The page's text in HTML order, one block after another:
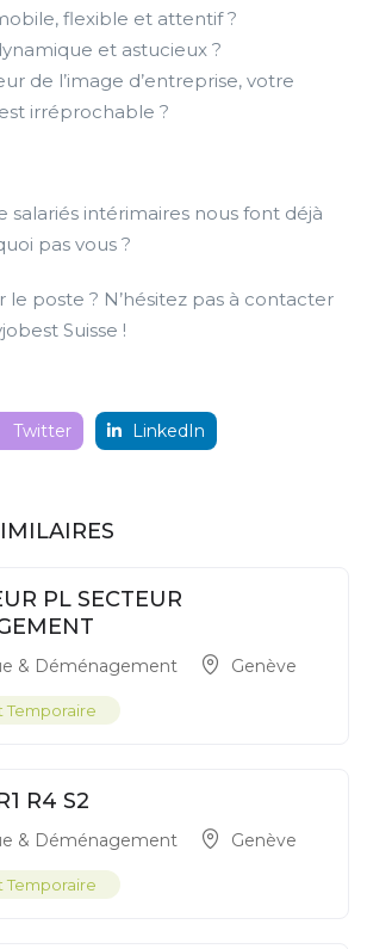
flexible et attentif ?
et astucieux ?
de l’image d’entreprise, votre
irréprochable ?
salariés intérimaires nous font déjà
pas vous ?
le poste ? N’hésitez pas à contacter
Suisse !
Twitter
LinkedIn
PL SECTEUR
& Déménagement Genève
Temporaire
R4 S2
& Déménagement Genève
Temporaire